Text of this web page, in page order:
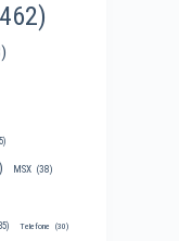
MSX (38)
Telefone (30)